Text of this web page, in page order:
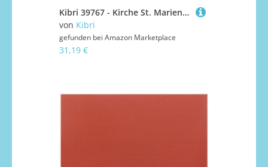
Kibri 39767 - Kirche St. Marien H0
von Kibri
gefunden bei Amazon Marketplace
31,19 €